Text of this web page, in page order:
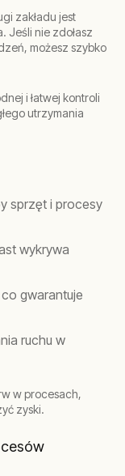
zakładu jest
Jeśli nie zdołasz
możesz szybko
i łatwej kontroli
utrzymania
sprzęt i procesy
wykrywa
gwarantuje
ruchu w
w procesach,
zyski.